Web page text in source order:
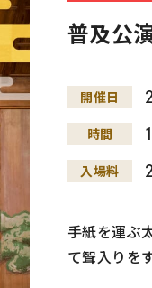
普及公
開催日
時間
入場料
手紙を運ぶ
て聟入りを